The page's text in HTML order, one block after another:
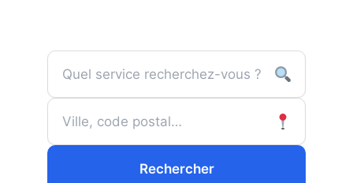
Rechercher